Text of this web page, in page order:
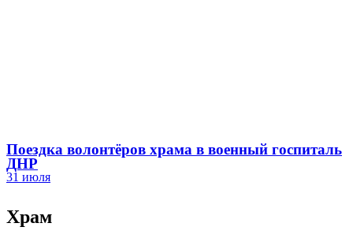
Поездка волонтёров храма в военный госпиталь
ДНР
31 июля
Храм